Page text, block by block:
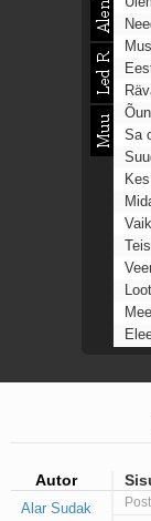
Sa
Aeg
Autor
Alar Sudak